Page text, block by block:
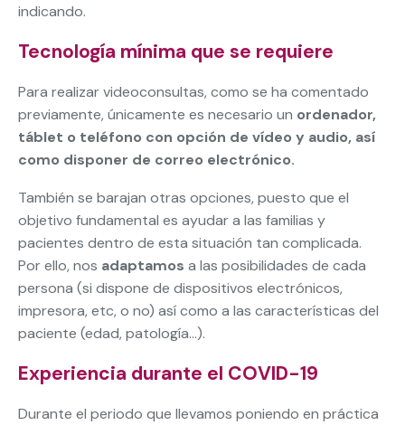
indicando.
Tecnología mínima que se requiere
Para realizar videoconsultas, como se ha comentado
previamente, únicamente es necesario un ordenador,
táblet o teléfono con opción de vídeo y audio, así
como disponer de correo electrónico.
También se barajan otras opciones, puesto que el
objetivo fundamental es ayudar a las familias y
pacientes dentro de esta situación tan complicada.
Por ello, nos adaptamos a las posibilidades de cada
persona (si dispone de dispositivos electrónicos,
impresora, etc, o no) así como a las características del
paciente (edad, patología…).
Experiencia durante el COVID-19
Durante el periodo que llevamos poniendo en práctica